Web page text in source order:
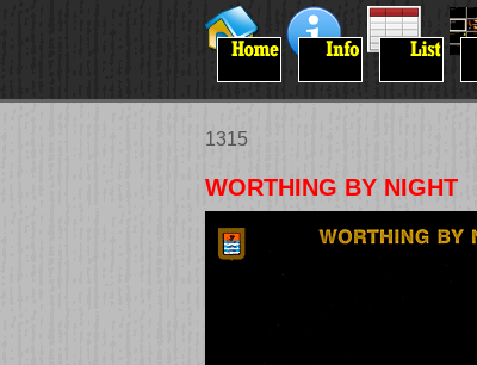
1315
WORTHING BY NIGHT